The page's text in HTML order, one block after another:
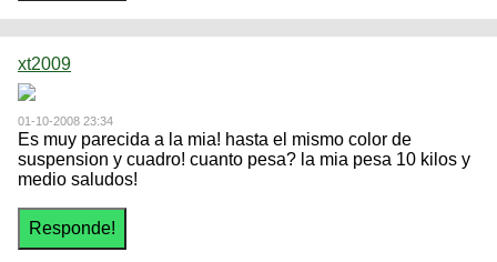
xt2009
01-10-2008 23:34
Es muy parecida a la mia! hasta el mismo color de
suspension y cuadro! cuanto pesa? la mia pesa 10 kilos y
medio saludos!